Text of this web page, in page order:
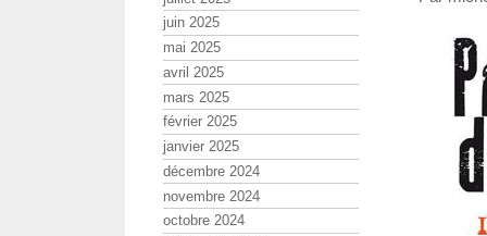
juin 2025
mai 2025
avril 2025
mars 2025
février 2025
janvier 2025
décembre 2024
novembre 2024
octobre 2024